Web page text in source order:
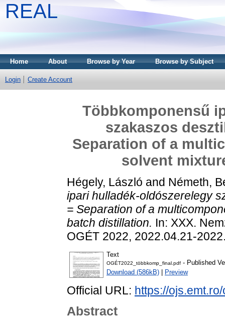
REAL
Home About Browse by Year Browse by Subject
Login Create Account
Többkomponensű
szakaszos
Separation of a
solvent
Hégely, László and Németh,
ipari hulladék-oldószerelegy
= Separation of a
batch distillation. In: XXX.
OGÉT 2022, 2022.04.21-
Text
OGÉT2022_többkomp_final.pdf - Published
Download (586kB)
Preview
Official URL: https://
Abstract